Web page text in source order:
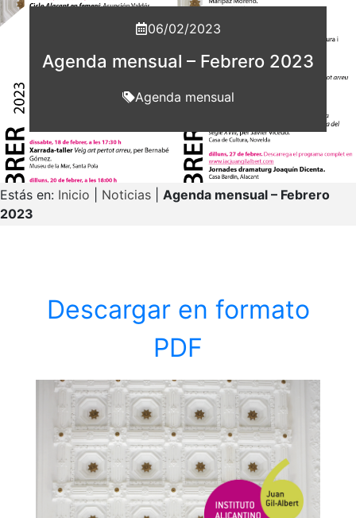
06/02/2023
Agenda mensual – Febrero 2023
Agenda mensual
Estás en: Inicio Noticias
Agenda mensual – Febrero
2023
Descargar en formato
PDF